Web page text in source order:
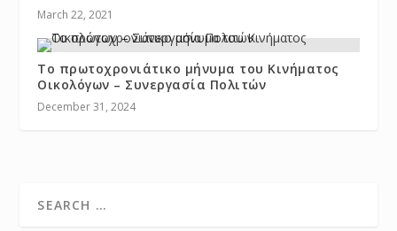
March 22, 2021
Το πρωτοχρονιάτικο μήνυμα του Κινήματος
Οικολόγων – Συνεργασία Πολιτών
December 31, 2024